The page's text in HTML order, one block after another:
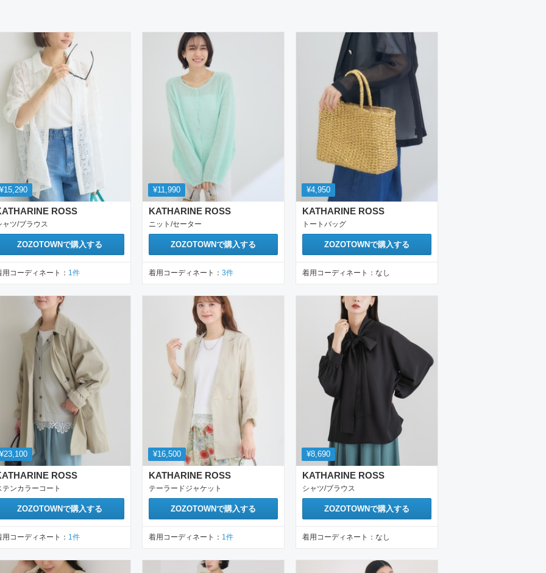
¥15,290
ROSS
ャツ/ブラウス
ZOZOTOWNで購入する
用コーディネート： 1件
¥11,990
KATHARINE ROSS
ニット/セーター
ZOZOTOWNで購入する
着用コーディネート： 3件
¥4,950
KATHARINE ROSS
トートバッグ
ZOZOTOWNで購入する
着用コーディネート： なし
¥23,100
ROSS
テンカラーコート
ZOZOTOWNで購入する
用コーディネート： 1 件
¥16,500
KATHARINE ROSS
テーラードジャケット
ZOZOTOWNで購入する
着用コーディネート： 1 件
¥8,690
KATHARINE ROSS
シャツ/ブラウス
ZOZOTOWNで購入する
着用コーディネート： なし